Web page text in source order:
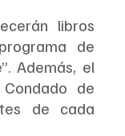
libros
de
Además, el
de
de cada